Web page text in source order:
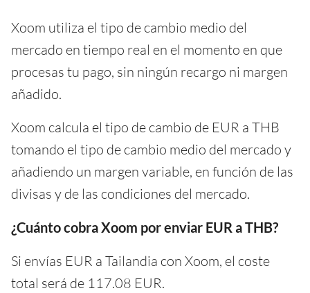
Xoom utiliza el tipo de cambio medio del
mercado en tiempo real en el momento en que
procesas tu pago, sin ningún recargo ni margen
añadido.
Xoom calcula el tipo de cambio de EUR a THB
tomando el tipo de cambio medio del mercado y
añadiendo un margen variable, en función de las
divisas y de las condiciones del mercado.
¿Cuánto cobra Xoom por enviar EUR a THB?
Si envías EUR a Tailandia con Xoom, el coste
total será de 117.08 EUR.